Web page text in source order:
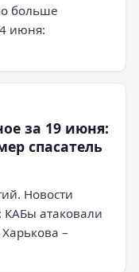
больше
июня:
за 19 июня:
спасатель
Новости
КАБы атаковали
–